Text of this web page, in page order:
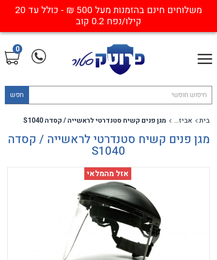
משלוחים חינם בהזמנות מעל 500 ₪ - כולל עד 20
קילו/נפח 0.2 קוב
חפש
0
בית אביזרים נלווים להגנת פנים וראש מגן פנים קשיח סטנדרטי לראשייה / קסדה S1040
מגן פנים קשיח סטנדרטי לראשייה / קסדה
S1040
אזל מהמלאי